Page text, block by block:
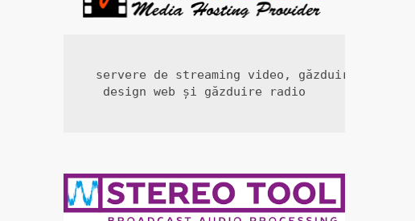
servere de streaming video, găzduire web,
design web și găzduire radio